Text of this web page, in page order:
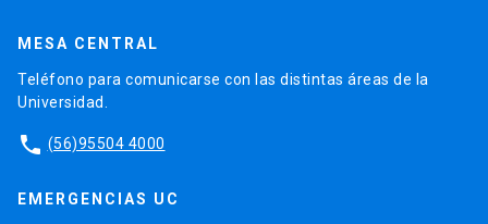
MESA CENTRAL
Teléfono para comunicarse con las distintas áreas de la
Universidad.
phone (56)95504 4000
EMERGENCIAS UC